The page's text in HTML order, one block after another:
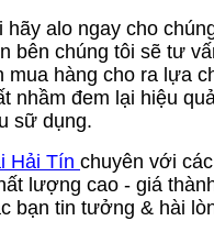
alo ngay cho
bên chúng tôi sẽ tư
mua hàng cho ra lựa
nhầm đem lại hiệu
sữ dụng.
Hải Tín chuyên với
lượng cao - giá
bạn tin tưởng & hài